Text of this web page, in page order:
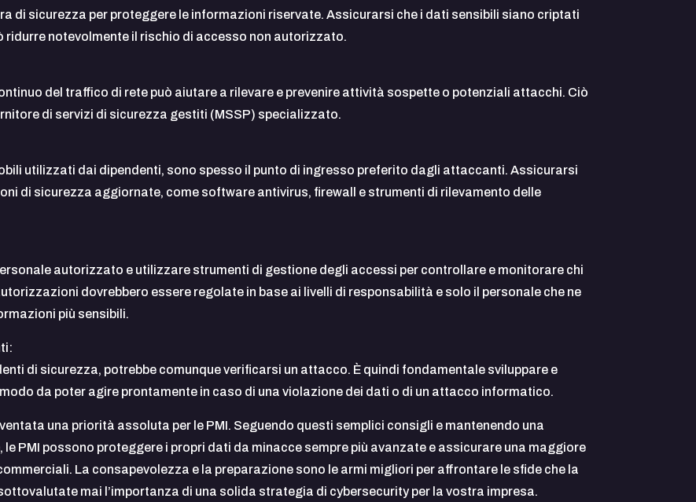
di sicurezza per proteggere le informazioni riservate. Assicurarsi che i dati sensibili siano criptati
ridurre notevolmente il rischio di accesso non autorizzato.
del traffico di rete può aiutare a rilevare e prevenire attività sospette o potenziali attacchi. Ciò
di servizi di sicurezza gestiti (MSSP) specializzato.
utilizzati dai dipendenti, sono spesso il punto di ingresso preferito dagli attaccanti. Assicurarsi
di sicurezza aggiornate, come software antivirus, firewall e strumenti di rilevamento delle
autorizzato e utilizzare strumenti di gestione degli accessi per controllare e monitorare chi
dovrebbero essere regolate in base ai livelli di responsabilità e solo il personale che ne
più sensibili.
di sicurezza, potrebbe comunque verificarsi un attacco. È quindi fondamentale sviluppare e
da poter agire prontamente in caso di una violazione dei dati o di un attacco informatico.
una priorità assoluta per le PMI. Seguendo questi semplici consigli e mantenendo una
PMI possono proteggere i propri dati da minacce sempre più avanzate e assicurare una maggiore
La consapevolezza e la preparazione sono le armi migliori per affrontare le sfide che la
mai l’importanza di una solida strategia di cybersecurity per la vostra impresa.